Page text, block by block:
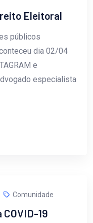
Eleitoral
públicos
dia 02/04
e
especialista
Comunidade
19